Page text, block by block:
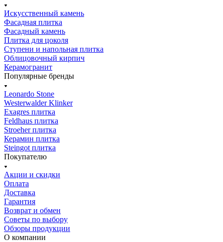
Искусственный камень
Фасадная плитка
Фасадный камень
Плитка для цоколя
Ступени и напольная плитка
Облицовочный кирпич
Керамогранит
Популярные бренды
Leonardo Stone
Westerwalder Klinker
Exagres плитка
Feldhaus плитка
Stroeher плитка
Керамин плитка
Steingot плитка
Покупателю
Акции и скидки
Оплата
Доставка
Гарантия
Возврат и обмен
Советы по выбору
Обзоры продукции
О компании